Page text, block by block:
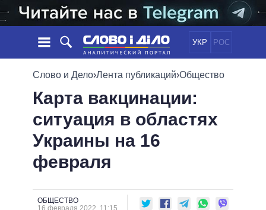
УКР РОС
НОВОСТИ
ЛЕНТА
СОБЫТИЯ
СТАТЬИ
МНЕНИЯ
ОБЗОРЫ
ДАЙДЖЕСТЫ
ПОЛИТИКА
ЭКОНОМИКА
ОБЩЕСТВО
ОБЕЩАНИЯ
ПОЛИТИКИ
ВСЕ ПОЛИТИКИ
ПРЕЗИДЕНТ И ОФИС
ВЕРХОВНАЯ РАДА
КАБИНЕТ МИНИСТРОВ
ПОДДЕРЖАТЬ
Слово и Дело›Лента публикаций›Общество
Карта вакцинации:
ситуация в областях
Украины на 16
февраля
ОБЩЕСТВО
16 февраля 2022, 11:15